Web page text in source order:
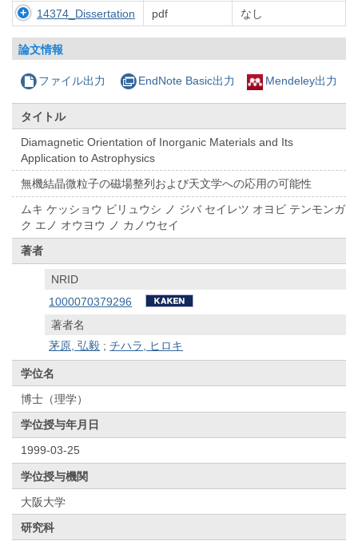
14374_Dissertation
pdf なし
論文情報
ファイル出力 EndNote Basic出力 Mendeley出力
タイトル
Diamagnetic Orientation of Inorganic Materials and Its
Application to Astrophysics
無機結晶微粒子の磁場整列および天文学への応用の可能性
ムキ ケッショウ ビリュウシ ノ ジバ セイレツ オヨビ テンモンガ
ク エノ オウヨウ ノ カノウセイ
著者
NRID
1000070379296
著者名
茅原, 弘毅 ;チハラ, ヒロキ
学位名
博士（理学）
学位授与年月日
1999-03-25
学位授与機関
大阪大学
研究科